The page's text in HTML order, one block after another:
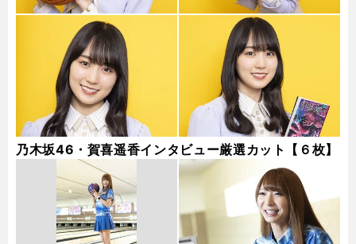
乃木坂46・賀喜遥香インタビュー厳選カット【６枚】